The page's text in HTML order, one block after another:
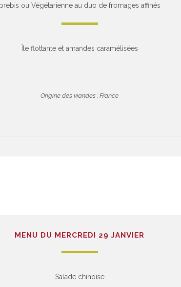
brebis ou Végétarienne au duo de fromages affinés
Île flottante et amandes caramélisées
Origine des viandes : France
MENU DU MERCREDI 29 JANVIER
Salade chinoise